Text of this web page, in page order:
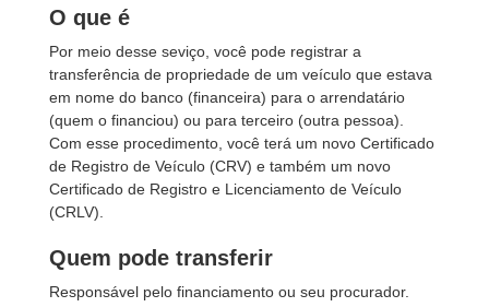
O que é
Por meio desse seviço, você pode registrar a
transferência de propriedade de um veículo que estava
em nome do banco (financeira) para o arrendatário
(quem o financiou) ou para terceiro (outra pessoa).
Com esse procedimento, você terá um novo Certificado
de Registro de Veículo (CRV) e também um novo
Certificado de Registro e Licenciamento de Veículo
(CRLV).
Quem pode transferir
Responsável pelo financiamento ou seu procurador.